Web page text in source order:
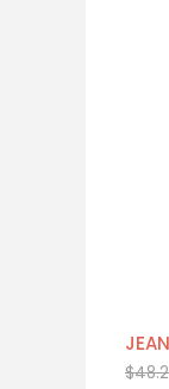
$